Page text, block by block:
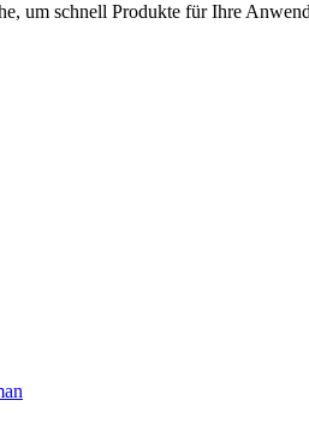
um schnell Produkte für Ihre